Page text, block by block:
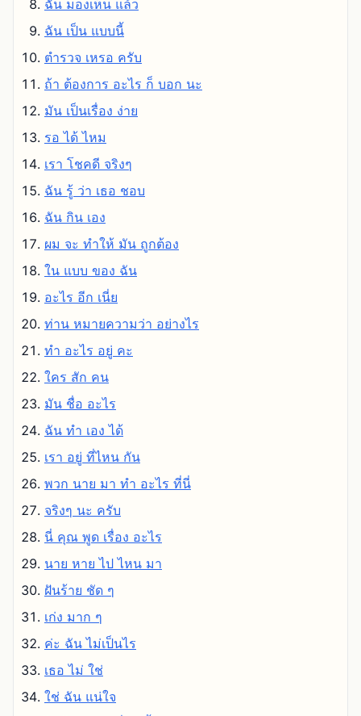
ฉัน มองเห็น แล้ว
ฉัน เป็น แบบนี้
ตํารวจ เหรอ ครับ
ถ้า ต้องการ อะไร ก็ บอก นะ
มัน เป็นเรื่อง ง่าย
รอ ได้ ไหม
เรา โชคดี จริงๆ
ฉัน รู้ ว่า เธอ ชอบ
ฉัน กิน เอง
ผม จะ ทําให้ มัน ถูกต้อง
ใน แบบ ของ ฉัน
อะไร อีก เนี่ย
ท่าน หมายความว่า อย่างไร
ทํา อะไร อยู่ คะ
ใคร สัก คน
มัน ชื่อ อะไร
ฉัน ทํา เอง ได้
เรา อยู่ ที่ไหน กัน
พวก นาย มา ทํา อะไร ที่นี่
จริงๆ นะ ครับ
นี่ คุณ พูด เรื่อง อะไร
นาย หาย ไป ไหน มา
ฝันร้าย ชัด ๆ
เก่ง มาก ๆ
ค่ะ ฉัน ไม่เป็นไร
เธอ ไม่ ใช่
ใช่ ฉัน แน่ใจ